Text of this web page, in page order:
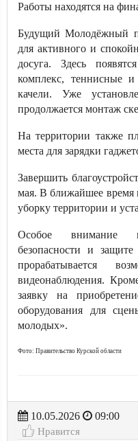
Работы находятся на
Будущий Молодёжный
для активного и
досуга. Здесь
комплекс, теннисные
качели. Уже
продолжается монтаж
На территории также
места для зарядки
Завершить
мая. В ближайшее время
уборку территории и
Особое внимание
безопасности и
прорабатывается
видеонаблюдения.
заявку на
оборудования для
молодых».
Фото: Правительство Курской области
10.05.2026
09:00
Нравится